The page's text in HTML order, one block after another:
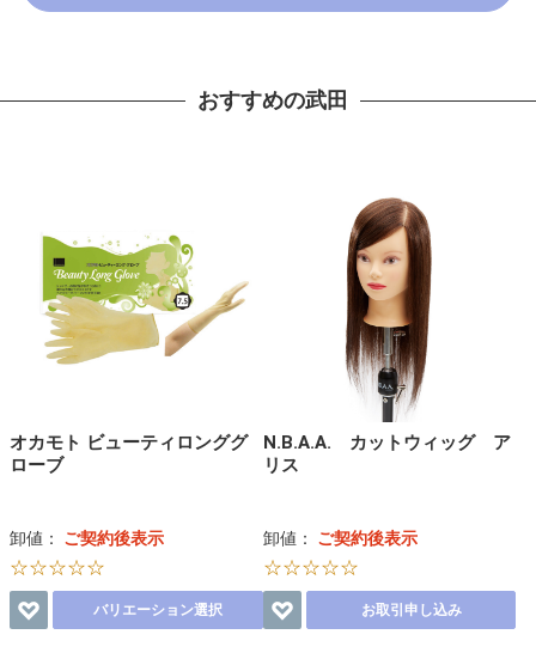
おすすめの武田
オカモト ビューティロンググ
ローブ
卸値： ご契約後表示
☆☆☆☆☆
バリエーション選択
N.B.A.A. カットウィッグ ア
リス
卸値： ご契約後表示
☆☆☆☆☆
お取引申し込み